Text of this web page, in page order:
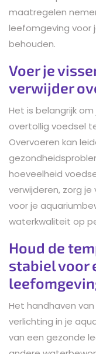
maatregelen
leefomgeving voor
behouden.
Voer je
verwijder
Het is belangrijk
overtollig voedsel
Overvoeren kan
hoeveelheid
verwijderen, zorg
voor je
waterkwaliteit op
Houd de
stabiel voor
Het handhaven
verlichting in je
van een gezonde